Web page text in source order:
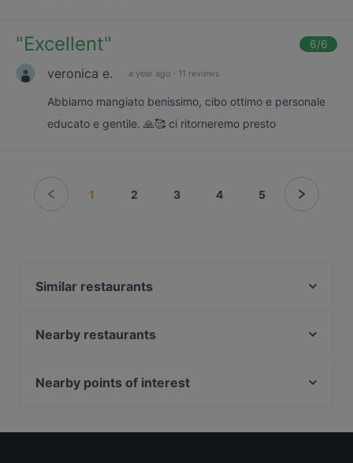
"Excellent" 6/6
veronica e. a year ago · 11 reviews
Abbiamo mangiato benissimo, cibo ottimo e personale
educato e gentile. 🙏🥰 ci ritorneremo presto
1 2 3 4 5
Similar restaurants
Maistà Antica Pizzeria - Casoria
Pizzeria de giacomo
Pizzeria Sangiovanni
Nearby restaurants
Pizzeria Giovanni Marchitelli
Nearby points of interest